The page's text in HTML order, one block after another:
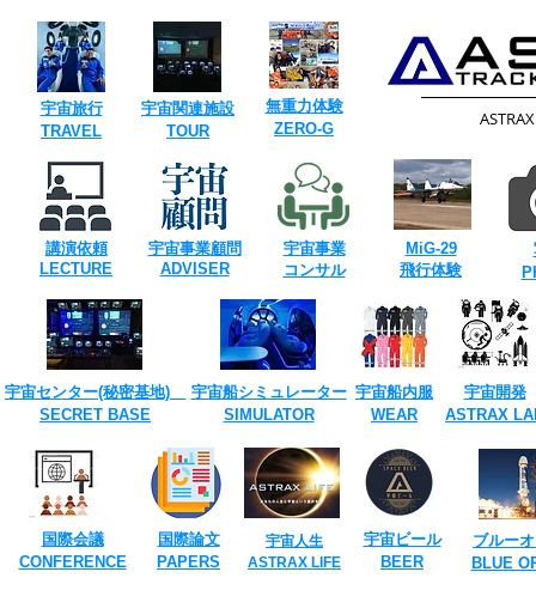
​宇宙旅行
​TRAVEL
​宇宙関連施設
TOUR​
​無重力体験
​ZERO-G
講演依頼
​LECTURE
宇宙事業顧問
ADVISER
宇宙事業
​コンサル
​MiG-29
飛行体験
宇宙開発
ASTRAX
宇宙センター(​秘密基地)
SECRET ​BASE
宇宙船シミュレーター
​SIMULATOR
宇宙船内服
​WEAR
国際会議
CONFERENCE
国際論文
​PAPERS
​宇宙ビール
BEER
宇宙人生
ASTRAX LIFE
ブルー
​BLUE